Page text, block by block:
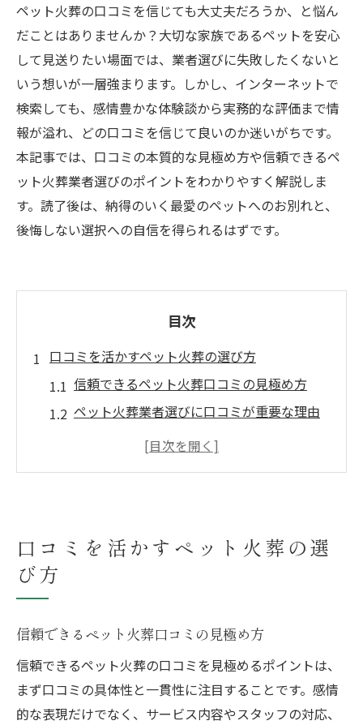
ペット火葬の口コミを信じても大丈夫だろうか、と悩ん
だことはありませんか？大切な家族であるペットを安心
して見送りたい場面では、業者選びに失敗したくないと
いう想いが一層強まります。しかし、インターネットで
検索しても、感情豊かな体験談から実務的な評価まで情
報が溢れ、どの口コミを信じて良いのか迷いがちです。
本記事では、口コミの本質的な見極め方や信頼できるペ
ット火葬業者選びのポイントをわかりやすく解説しま
す。読了後は、納得のいく最愛のペットへのお別れと、
後悔しない選択への自信を得られるはずです。
目次
口コミを活かすペット火葬の選び方
信頼できるペット火葬口コミの見極め方
ペット火葬業者選びに口コミが重要な理由
ペット火葬体験談の活用と比較ポイント
ペット火葬体験談から学べる実際の流れ
ペット火葬口コミで見極める満足度の差
体験談が伝えるペット火葬サービスの質
本当に信頼できる口コミの特徴とは
ペット火葬口コミの信ぴょう性を見抜く方
口コミを活かすペット火葬の選
び方
信頼できるペット火葬口コミの見極め方
信頼できるペット火葬の口コミを見極めるポイントは、
まず口コミの具体性と一貫性に注目することです。感情
的な表現だけでなく、サービス内容やスタッフの対応、